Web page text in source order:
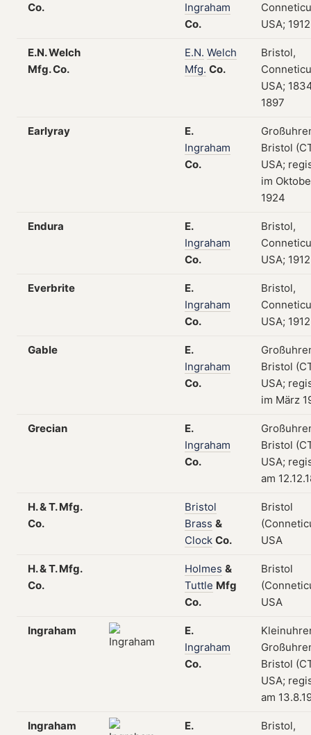
Co.
Ingraham
Co.
USA;
E.N. Welch
Mfg. Co.
E.N. Welch
Mfg. Co.
Bristol,
USA;
1897
Earlyray
E.
Ingraham
Co.
Bristol
USA;
im
1924
Endura
E.
Ingraham
Co.
Bristol,
USA;
Everbrite
E.
Ingraham
Co.
Bristol,
USA;
Gable
E.
Ingraham
Co.
Bristol
USA;
im März
Grecian
E.
Ingraham
Co.
Bristol
USA;
am
H. & T. Mfg.
Co.
Bristol
Brass &
Clock Co.
Bristol
USA
H. & T. Mfg.
Co.
Holmes &
Tuttle Mfg
Co.
Bristol
USA
Ingraham
E.
Ingraham
Co.
Bristol
USA;
am
Ingraham
E.
Bristol,